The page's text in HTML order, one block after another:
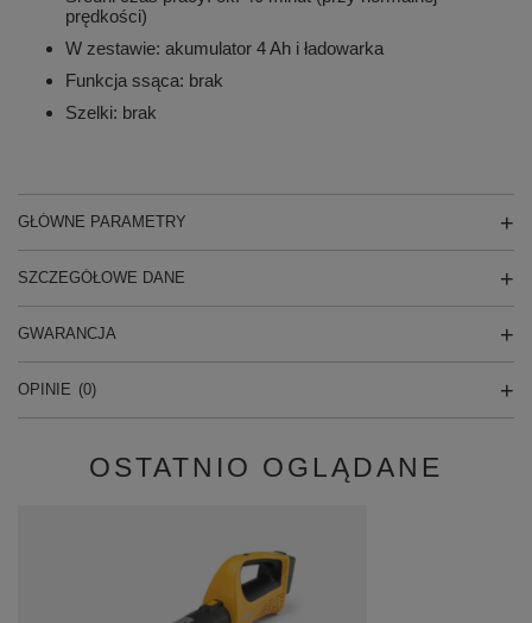
prędkości)
W zestawie: akumulator 4 Ah i ładowarka
Funkcja ssąca: brak
Szelki: brak
GŁÓWNE PARAMETRY
SZCZEGÓŁOWE DANE
GWARANCJA
OPINIE (0)
OSTATNIO OGLĄDANE